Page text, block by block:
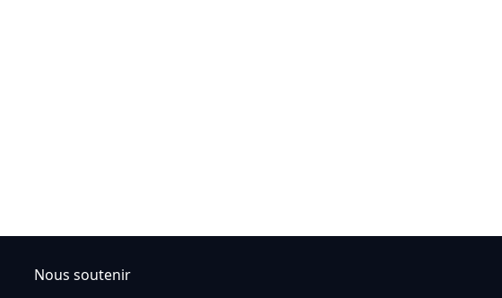
Nous soutenir